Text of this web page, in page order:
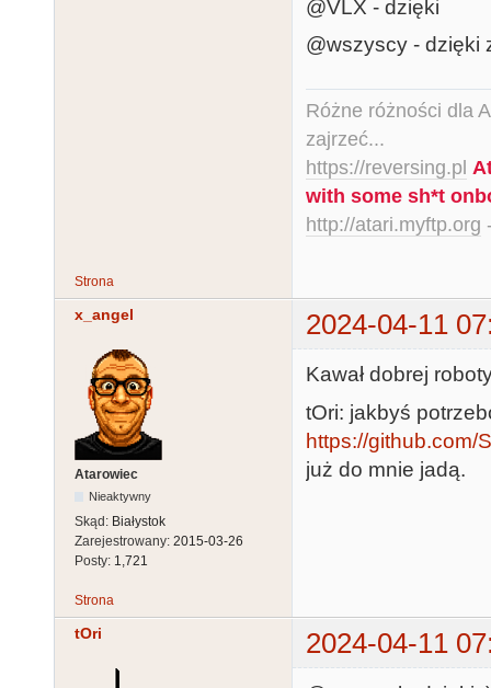
@VLX - dzięki
@wszyscy - dzięki
Różne różności dla
zajrzeć...
https://reversing.pl
with some sh*t
http://atari.myftp.org
Strona
x_angel 2024-04-11
Atarowiec
Nieaktywny
Skąd: Białystok
Zarejestrowany: 2015-03-26
Posty: 1,721
Kawał dobrej
tOri: jakbyś
https://github.com/
już do mnie jadą.
Strona
tOri 2024-04-11